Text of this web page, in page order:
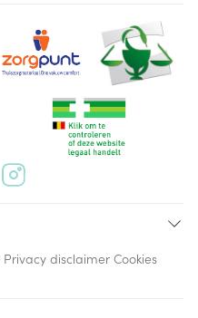
Privacy disclaimer Cookies